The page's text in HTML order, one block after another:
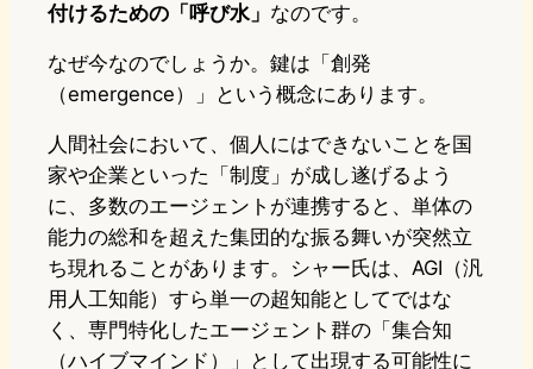
付けるための「呼び水」 なのです。
なぜ今なのでしょうか。鍵は「創発
（emergence）」という概念にあります。
人間社会において、個人にはできないことを国
家や企業といった「制度」が成し遂げるよう
に、多数のエージェントが連携すると、単体の
能力の総和を超えた集団的な振る舞いが突然立
ち現れることがあります。シャー氏は、AGI（汎
用人工知能）すら単一の超知能としてではな
く、専門特化したエージェント群の「集合知
（ハイブマインド）」として出現する可能性に